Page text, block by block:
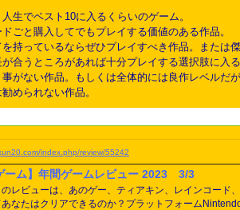
ベスト10に入るくらいのゲーム。
購入してでもプレイする価値のある作品。
っているならぜひプレイすべき作品。または傑
うところがあれば十分プレイする選択肢に入る
ない作品。もしくは全体的には良作レベルだが
められない作品。
index.php/review/55242
ーム】年間ゲームレビュー 2023 3/3
レビューは、あのゲー、ティアキン、レインコード
あなたはクリアできるのか？プラットフォーム